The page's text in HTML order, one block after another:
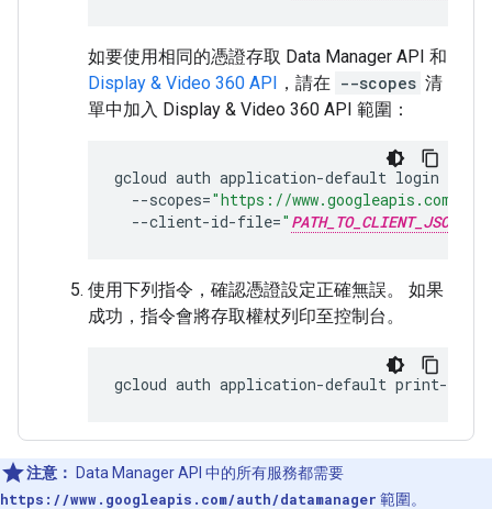
如要使用相同的憑證存取 Data Manager API 和
Display & Video 360 API ，請在 --scopes 清
單中加入 Display & Video 360 API 範圍：
gcloud auth application-default login
--scopes="https://www.googleapis.com/
--client-id-file=" PATH_TO_CLIENT_JSON
使用下列指令，確認憑證設定正確無誤。 如果
成功，指令會將存取權杖列印至控制台。
gcloud auth application-default
注意：
Data Manager API 中的所有服務都需要
https://www.googleapis.com/auth/datamanager 範圍。